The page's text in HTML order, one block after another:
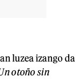
luzea izango da
otoño sin